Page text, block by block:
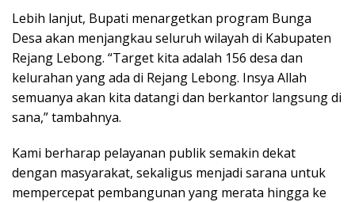
Lebih lanjut, Bupati menargetkan program Bunga
Desa akan menjangkau seluruh wilayah di Kabupaten
Rejang Lebong. “Target kita adalah 156 desa dan
kelurahan yang ada di Rejang Lebong. Insya Allah
semuanya akan kita datangi dan berkantor langsung di
sana,” tambahnya.
Kami berharap pelayanan publik semakin dekat
dengan masyarakat, sekaligus menjadi sarana untuk
mempercepat pembangunan yang merata hingga ke